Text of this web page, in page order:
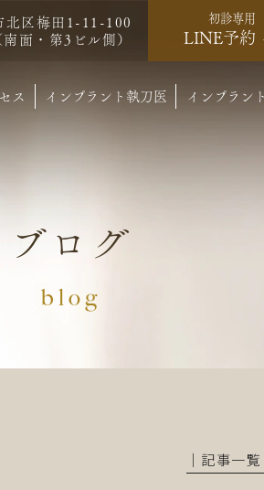
北区梅田1-11-100
面・第3ビル側）
初診専用
LINE予約
ス インプラント執刀医 インプラン
ブログ
blog
│記事一覧